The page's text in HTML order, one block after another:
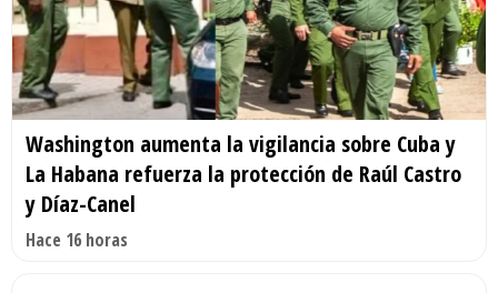
Washington aumenta la vigilancia sobre Cuba y
La Habana refuerza la protección de Raúl Castro
y Díaz-Canel
Hace 16 horas